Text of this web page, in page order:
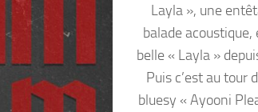
Layla », une
balade
belle « Layla »
Puis c’est au tour
bluesy « Ayooni